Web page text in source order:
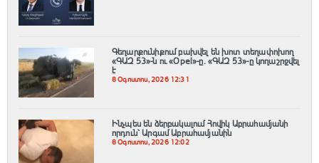
Գեղարքունիքում բախվել են խոտ տեղափոխող
«ԳԱԶ 53»-ն ու «Opel»-ը. «ԳԱԶ 53»-ը կողաշրջվել
է
8 Օգոստոս, 2026 12:31
Ինչպես են ձերբակալում Հովիկ Աբրահամյանի
որդուն՝ Արգամ Աբրահամյանին
8 Օգոստոս, 2026 12:02